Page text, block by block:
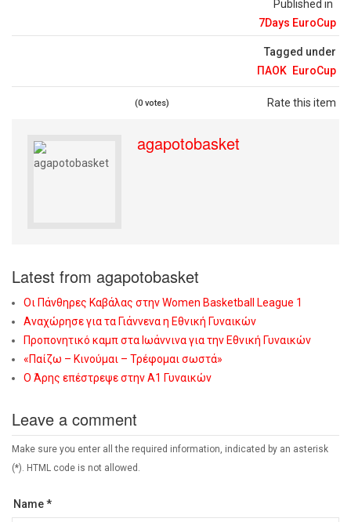
Published in
7Days EuroCup
Tagged under
ΠΑΟΚ EuroCup
Rate this item
(0 votes)
agapotobasket
Latest from agapotobasket
Οι Πάνθηρες Καβάλας στην Women Basketball League 1
Αναχώρησε για τα Γιάννενα η Εθνική Γυναικών
Προπονητικό καμπ στα Ιωάννινα για την Εθνική Γυναικών
«Παίζω – Κινούμαι – Τρέφομαι σωστά»
Ο Άρης επέστρεψε στην Α1 Γυναικών
Leave a comment
Make sure you enter all the required information, indicated by an asterisk
(*). HTML code is not allowed.
Name *